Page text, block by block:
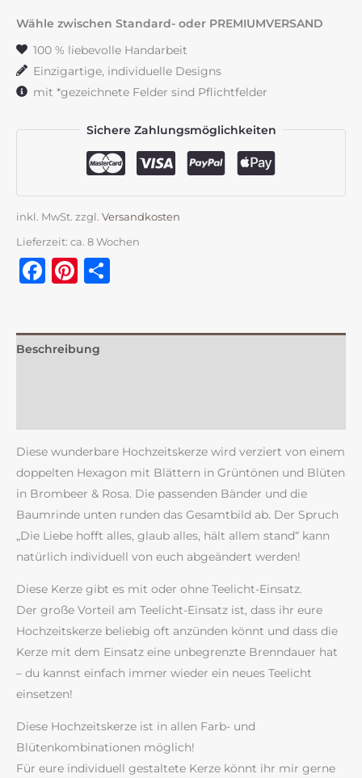
&
Beerentöne
Wähle zwischen Standard- oder PREMIUMVERSAND
100 % liebevolle Handarbeit
Einzigartige, individuelle Designs
mit *gezeichnete Felder sind Pflichtfelder
Sichere Zahlungsmöglichkeiten
inkl. MwSt. zzgl. Versandkosten
Lieferzeit: ca. 8 Wochen
Facebook
Pinterest
Beschreibung
Diese wunderbare Hochzeitskerze wird verziert von einem
doppelten Hexagon mit Blättern in Grüntönen und Blüten
in Brombeer & Rosa. Die passenden Bänder und die
Baumrinde unten runden das Gesamtbild ab. Der Spruch
„Die Liebe hofft alles, glaub alles, hält allem stand“ kann
natürlich individuell von euch abgeändert werden!
Diese Kerze gibt es mit oder ohne Teelicht-Einsatz.
Der große Vorteil am Teelicht-Einsatz ist, dass ihr eure
Hochzeitskerze beliebig oft anzünden könnt und dass die
Kerze mit dem Einsatz eine unbegrenzte Brenndauer hat
– du kannst einfach immer wieder ein neues Teelicht
einsetzen!
Diese Hochzeitskerze ist in allen Farb- und
Blütenkombinationen möglich!
Für eure individuell gestaltete Kerze könnt ihr mir gerne